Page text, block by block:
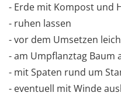
- Erde mit Kompost und
- ruhen lassen
- vor dem Umsetzen
- am Umpflanztag Baum
- mit Spaten rund um
- eventuell mit Winde